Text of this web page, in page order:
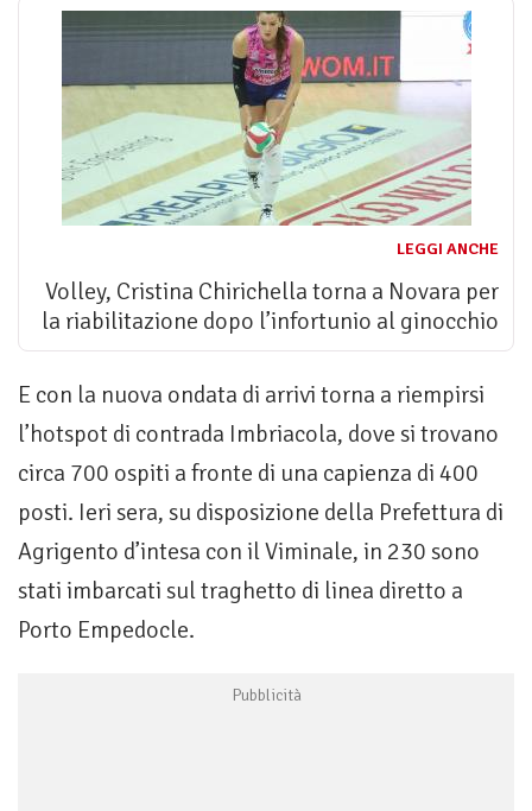
LEGGI ANCHE
Volley, Cristina Chirichella torna a Novara per
la riabilitazione dopo l’infortunio al ginocchio
E con la nuova ondata di arrivi torna a riempirsi
l’hotspot di contrada Imbriacola, dove si trovano
circa 700 ospiti a fronte di una capienza di 400
posti. Ieri sera, su disposizione della Prefettura di
Agrigento d’intesa con il Viminale, in 230 sono
stati imbarcati sul traghetto di linea diretto a
Porto Empedocle.